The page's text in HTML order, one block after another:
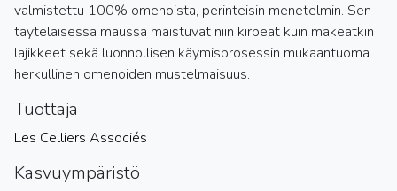
valmistettu 100% omenoista, perinteisin menetelmin. Sen
täyteläisessä maussa maistuvat niin kirpeät kuin makeatkin
lajikkeet sekä luonnollisen käymisprosessin mukaantuoma
herkullinen omenoiden mustelmaisuus.
Tuottaja
Les Celliers Associés
Kasvuympäristö